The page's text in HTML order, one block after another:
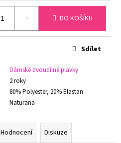
DO KOŠÍKU
Dámské dvoudílné plavky
2 roky
80% Polyester, 20% Elastan
Naturana
Sdílet
Hodnocení Diskuze